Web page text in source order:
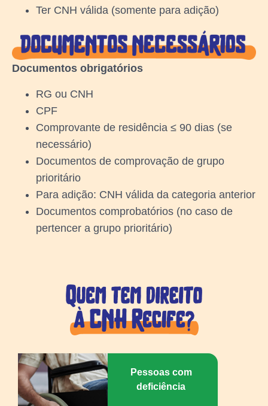
Ter CNH válida (somente para adição)
Documentos obrigatórios
RG ou CNH
CPF
Comprovante de residência ≤ 90 dias (se
necessário)
Documentos de comprovação de grupo
prioritário
Para adição: CNH válida da categoria anterior
Documentos comprobatórios (no caso de
pertencer a grupo prioritário)
Pessoas com
deficiência